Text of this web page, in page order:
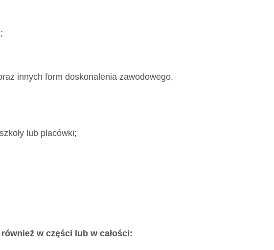
innych form doskonalenia zawodowego,
lub placówki;
w części lub w całości: